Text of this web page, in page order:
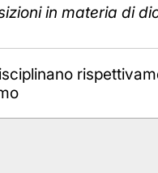
in materia di